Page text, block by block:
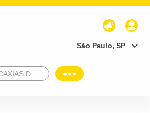
São Paulo, SP